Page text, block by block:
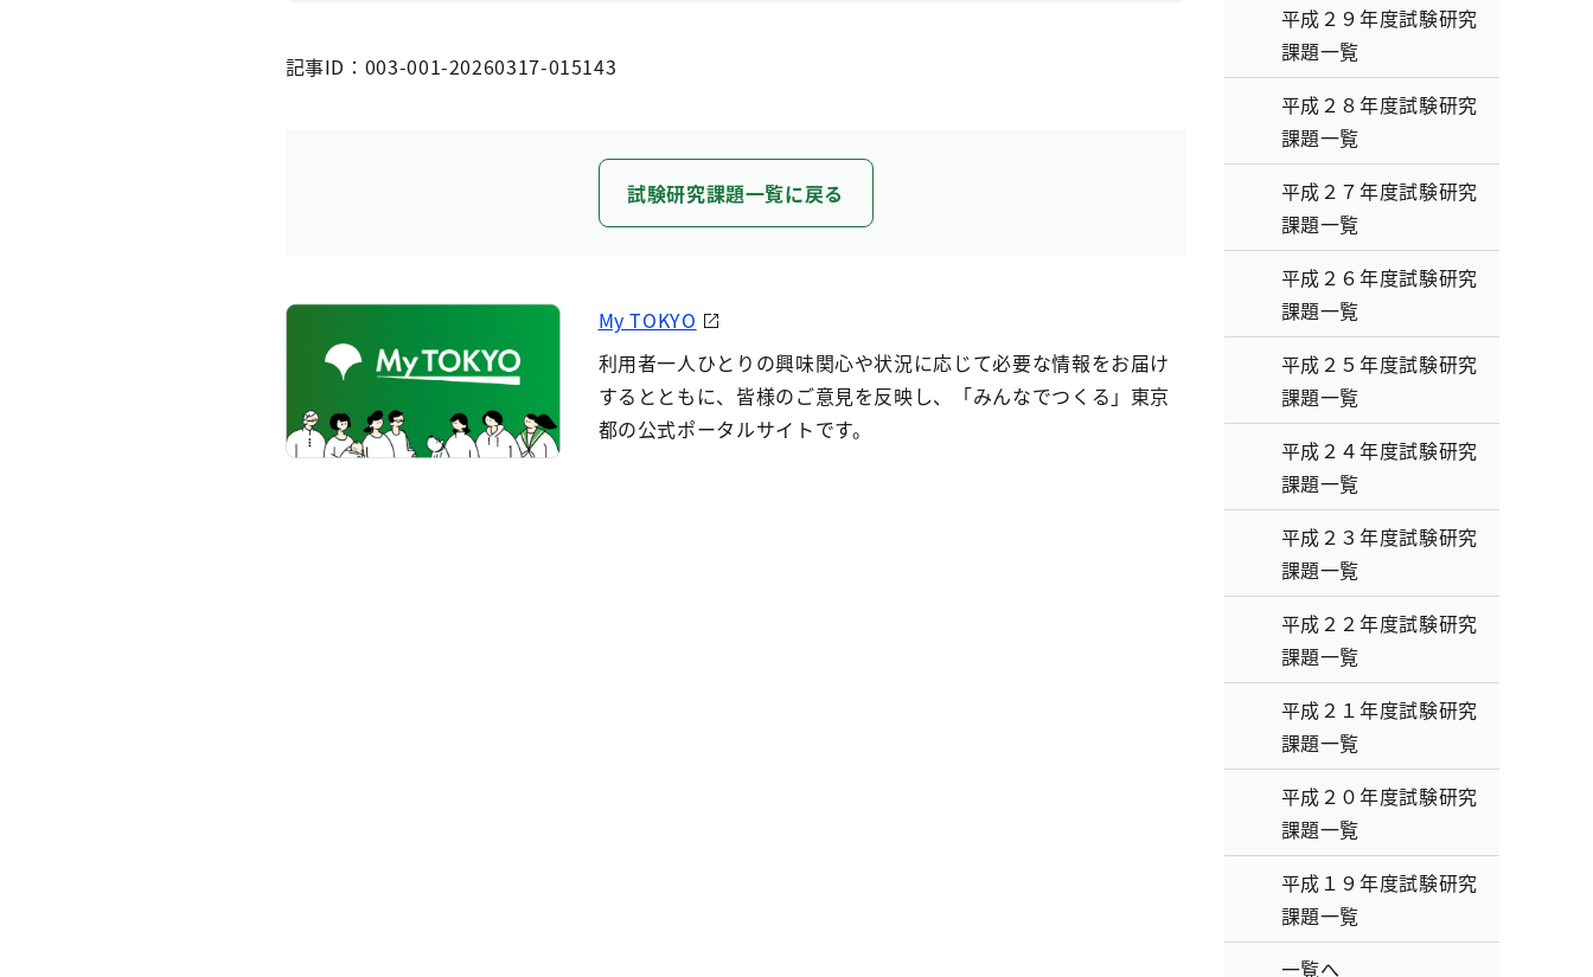
記事ID：003-001-20260317-015143
試験研究課題一覧に戻る
My TOKYO
利用者一人ひとりの興味関心や状況に応じて必要な情報をお届け
するとともに、皆様のご意見を反映し、「みんなでつくる」東京
都の公式ポータルサイトです。
平成２９年度試験研究
課題一覧
平成２８年度試験研究
課題一覧
平成２７年度試験研究
課題一覧
平成２６年度試験研究
課題一覧
平成２５年度試験研究
課題一覧
平成２４年度試験研究
課題一覧
平成２３年度試験研究
課題一覧
平成２２年度試験研究
課題一覧
平成２１年度試験研究
課題一覧
平成２０年度試験研究
課題一覧
平成１９年度試験研究
課題一覧
一覧へ